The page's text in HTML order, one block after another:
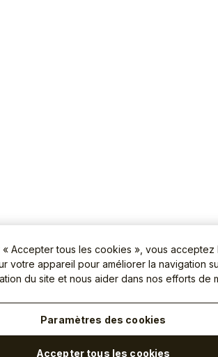
« Accepter tous les cookies », vous
votre appareil pour améliorer la navigation
du site et nous aider dans nos efforts de
Paramètres des cookies
Accepter tous les cookies